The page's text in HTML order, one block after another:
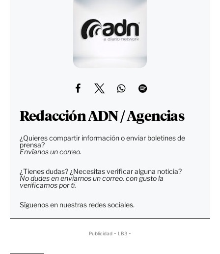
Redacción ADN / Agencias
¿Quieres compartir información o enviar boletines de
prensa?
Envíanos un correo.
¿Tienes dudas? ¿Necesitas verificar alguna noticia?
No dudes en enviarnos un correo, con gusto la
verificamos por tí.
Síguenos en nuestras redes sociales.
Publicidad - LB3 -